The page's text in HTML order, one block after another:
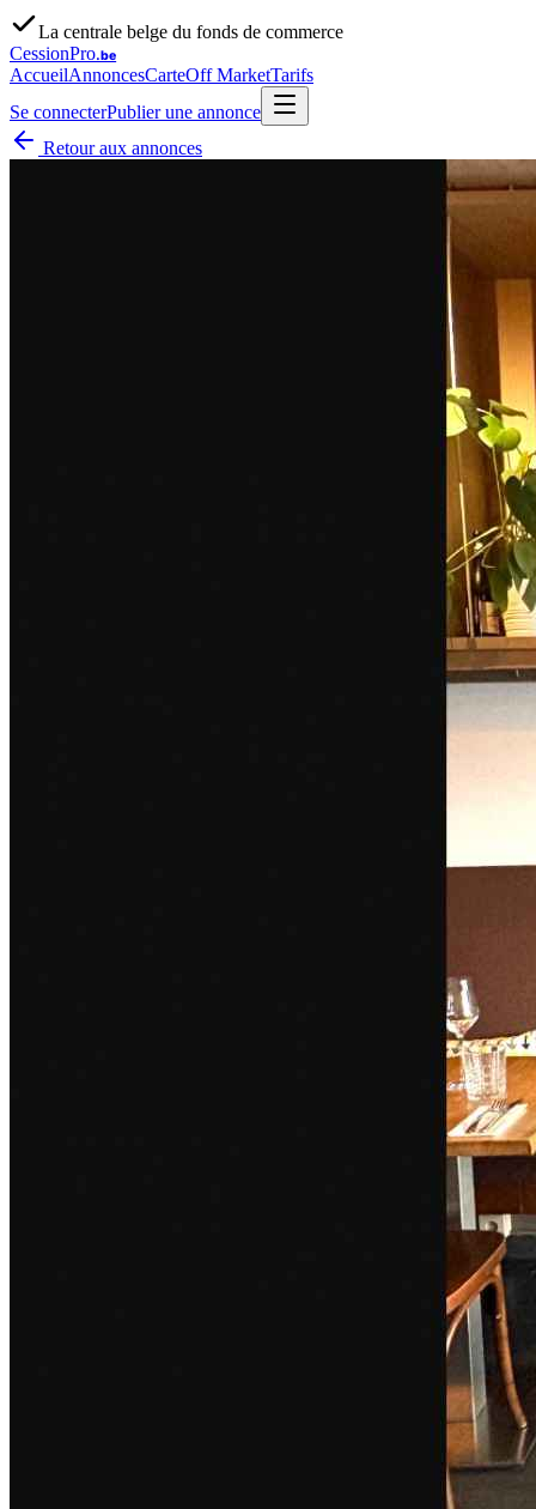
La centrale belge du fonds de commerce
CessionPro.be
AccueilAnnoncesCarteOff MarketTarifs
Se connecterPublier une annonce
Retour aux annonces